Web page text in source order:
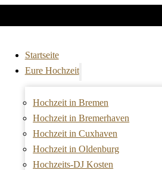
Startseite
Eure Hochzeit
Hochzeit in Bremen
Hochzeit in Bremerhaven
Hochzeit in Cuxhaven
Hochzeit in Oldenburg
Hochzeits-DJ Kosten